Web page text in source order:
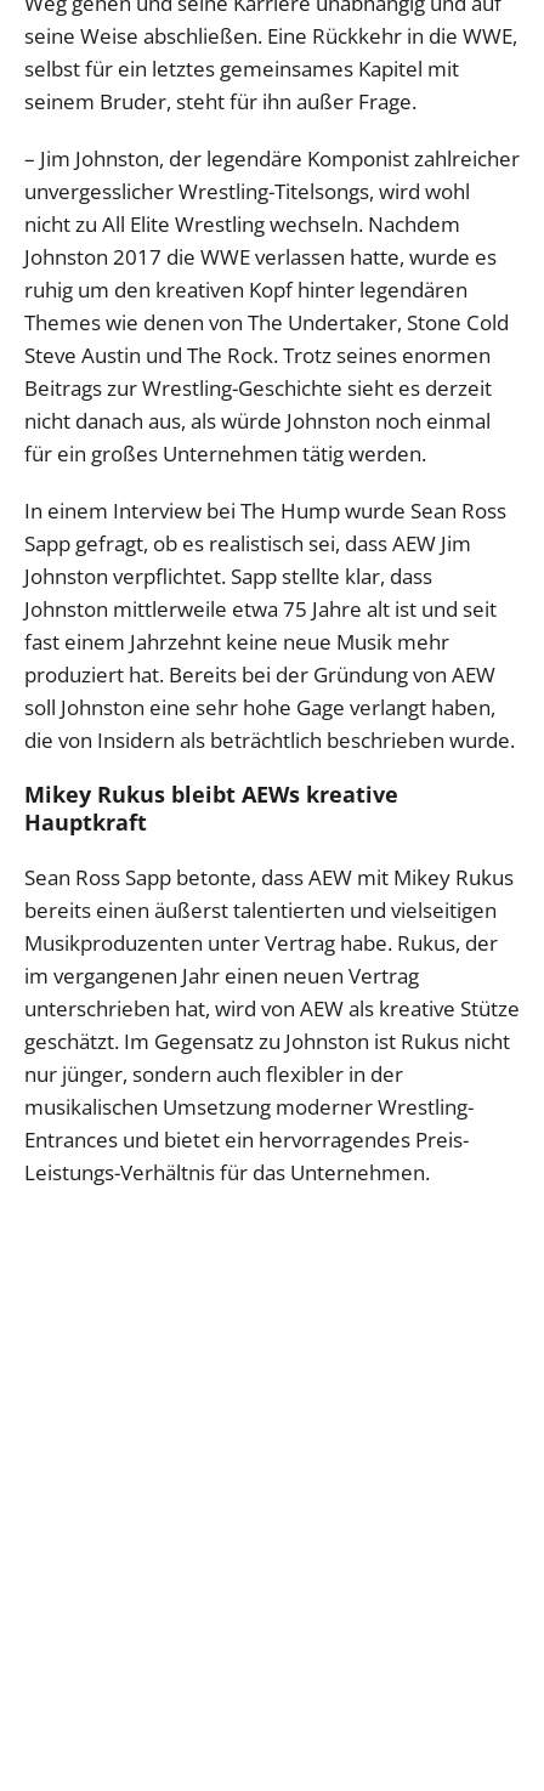
seine Weise abschließen. Eine Rückkehr in die WWE,
selbst für ein letztes gemeinsames Kapitel mit
seinem Bruder, steht für ihn außer Frage.
– Jim Johnston, der legendäre Komponist zahlreicher
unvergesslicher Wrestling-Titelsongs, wird wohl
nicht zu All Elite Wrestling wechseln. Nachdem
Johnston 2017 die WWE verlassen hatte, wurde es
ruhig um den kreativen Kopf hinter legendären
Themes wie denen von The Undertaker, Stone Cold
Steve Austin und The Rock. Trotz seines enormen
Beitrags zur Wrestling-Geschichte sieht es derzeit
nicht danach aus, als würde Johnston noch einmal
für ein großes Unternehmen tätig werden.
In einem Interview bei The Hump wurde Sean Ross
Sapp gefragt, ob es realistisch sei, dass AEW Jim
Johnston verpflichtet. Sapp stellte klar, dass
Johnston mittlerweile etwa 75 Jahre alt ist und seit
fast einem Jahrzehnt keine neue Musik mehr
produziert hat. Bereits bei der Gründung von AEW
soll Johnston eine sehr hohe Gage verlangt haben,
die von Insidern als beträchtlich beschrieben wurde.
Mikey Rukus bleibt AEWs kreative
Hauptkraft
Sean Ross Sapp betonte, dass AEW mit Mikey Rukus
bereits einen äußerst talentierten und vielseitigen
Musikproduzenten unter Vertrag habe. Rukus, der
im vergangenen Jahr einen neuen Vertrag
unterschrieben hat, wird von AEW als kreative Stütze
geschätzt. Im Gegensatz zu Johnston ist Rukus nicht
nur jünger, sondern auch flexibler in der
musikalischen Umsetzung moderner Wrestling-
Entrances und bietet ein hervorragendes Preis-
Leistungs-Verhältnis für das Unternehmen.